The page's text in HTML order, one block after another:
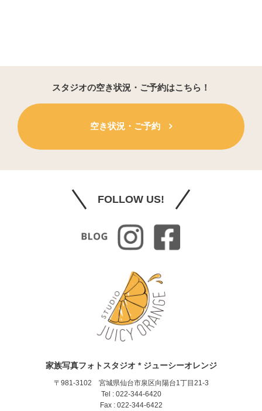
スタジオの空き状況・ご予約はこちら！
空き状況・ご予約
FOLLOW US!
家族写真フォトスタジオ * ジューシーオレンジ
〒981-3102 宮城県仙台市泉区向陽台1丁目21-3
Tel : 022-344-6420
Fax : 022-344-6422